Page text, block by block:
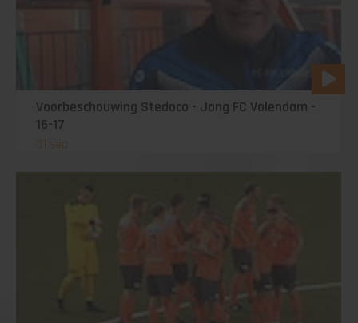
Voorbeschouwing Stedoco - Jong FC Volendam -
16-17
01 sep